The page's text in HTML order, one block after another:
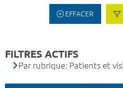
EFFACER
FILTRES ACTIFS
Par rubrique: Patients et